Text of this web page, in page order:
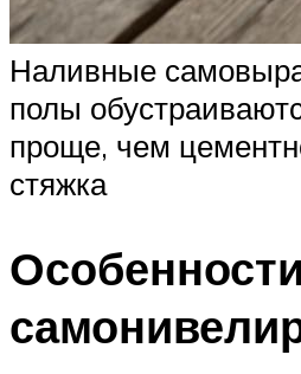
Наливные
полы
проще, чем
стяжка
Особенности